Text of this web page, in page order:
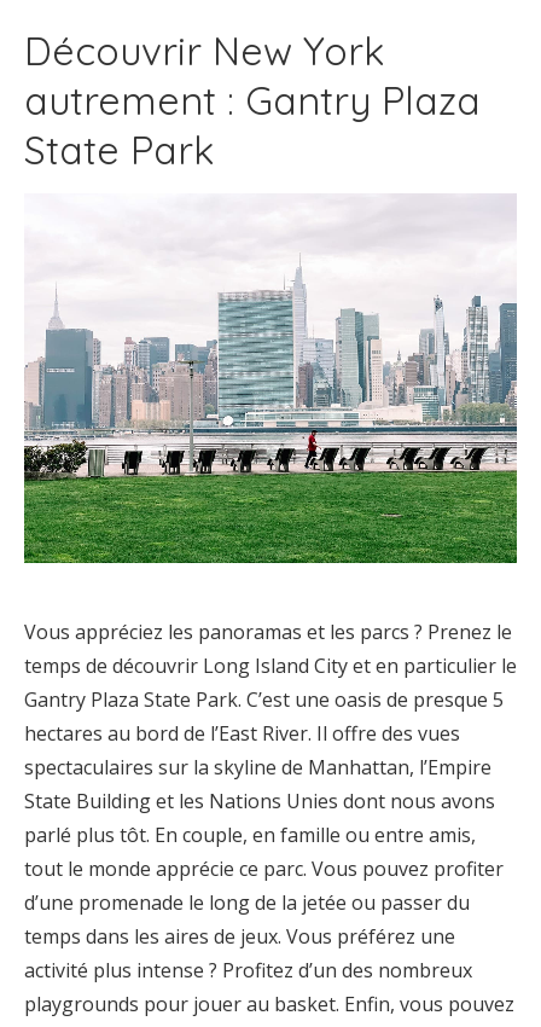
Découvrir New York
autrement : Gantry Plaza
State Park
Vous appréciez les panoramas et les parcs ? Prenez le
temps de découvrir Long Island City et en particulier le
Gantry Plaza State Park. C’est une oasis de presque 5
hectares au bord de l’East River. Il offre des vues
spectaculaires sur la skyline de Manhattan, l’Empire
State Building et les Nations Unies dont nous avons
parlé plus tôt. En couple, en famille ou entre amis,
tout le monde apprécie ce parc. Vous pouvez profiter
d’une promenade le long de la jetée ou passer du
temps dans les aires de jeux. Vous préférez une
activité plus intense ? Profitez d’un des nombreux
playgrounds pour jouer au basket. Enfin, vous pouvez